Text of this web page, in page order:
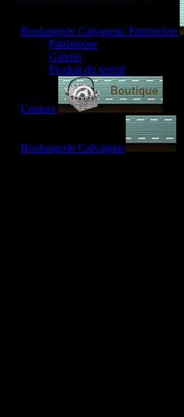
Boulangerie Calvagnac Patrimoine
Patrimoine
Galerie
Produit du terroir
Contact
Boulangerie Calvagnac